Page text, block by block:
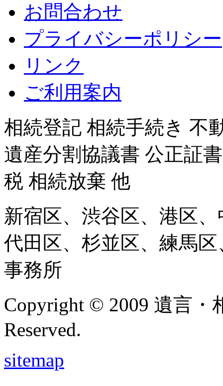
お問合わせ
プライバシーポリシー
リンク
ご利用案内
相続登記 相続手続き 不
遺産分割協議書 公正証
税 相続放棄 他
新宿区、渋谷区、港区
代田区、杉並区、練馬
事務所
Copyright © 2009 遺言・
Reserved.
sitemap